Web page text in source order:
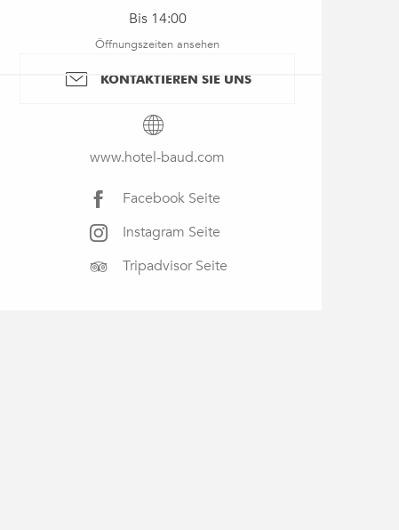
Bis 14:00
Öffnungszeiten ansehen
KONTAKTIEREN SIE UNS
www.hotel-baud.com
Facebook Seite
Instagram Seite
Tripadvisor Seite